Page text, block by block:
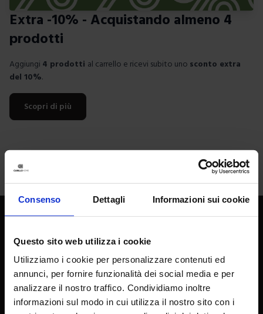
Consenso Dettagli Informazioni sui cookie
Questo sito web utilizza i cookie
Utilizziamo i cookie per personalizzare contenuti ed
annunci, per fornire funzionalità dei social media e per
analizzare il nostro traffico. Condividiamo inoltre
informazioni sul modo in cui utilizza il nostro sito con i
Extra -10% - Acquistando almeno 4
prodotti
Aggiungi 4 prodotti al carrello e ricevi subito uno sconto extra
del 10%.
Scopri di più